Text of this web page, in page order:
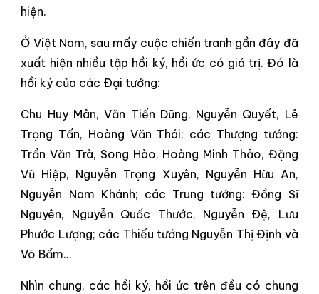
hiện.
Ở Việt Nam, sau mấy cuộc chiến tranh gần đây đã
xuất hiện nhiều tập hồi ký, hồi ức có giá trị. Đó là
hồi ký của các Ðại tướng:
Chu Huy Mân, Văn Tiến Dũng, Nguyễn Quyết, Lê
Trọng Tấn, Hoàng Văn Thái; các Thượng tướng:
Trần Văn Trà, Song Hào, Hoàng Minh Thảo, Đặng
Vũ Hiệp, Nguyễn Trọng Xuyên, Nguyễn Hữu An,
Nguyễn Nam Khánh; các Trung tướng: Đồng Sĩ
Nguyên, Nguyễn Quốc Thước, Nguyễn Ðệ, Lưu
Phước Lượng; các Thiếu tướng Nguyễn Thị Định và
Võ Bẩm…
Nhìn chung, các hồi ký, hồi ức trên đều có chung